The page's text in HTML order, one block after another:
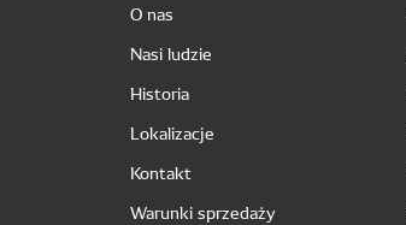
O nas
Nasi ludzie
Historia
Lokalizacje
Kontakt
Warunki sprzedaży